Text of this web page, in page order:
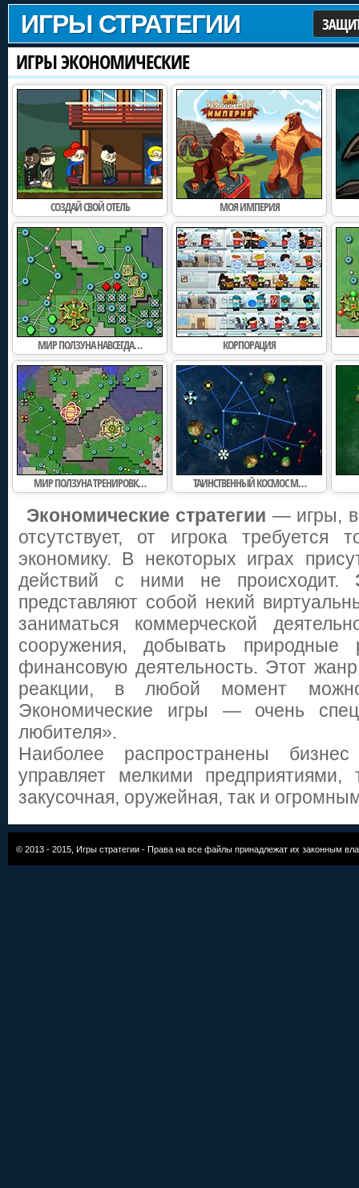
ИГРЫ СТРАТЕГИИ
ИГРЫ ЭКОНОМИЧЕСКИЕ
СОЗДАЙ СВОЙ ОТЕЛЬ МОЯ ИМПЕРИЯ
МИР ПОЛЗУНА НАВСЕГДА… КОРПОРАЦИЯ
МИР ПОЛЗУНА ТРЕНИРОВК… ТАИНСТВЕННЫЙ КОСМОС М…
Экономические стратегии — игры, в
отсутствует, от игрока требуется
экономику. В некоторых играх
действий с ними не происходит.
представляют собой некий
заниматься коммерческой
сооружения, добывать
финансовую деятельность. Этот
реакции, в любой момент
Экономические игры — очень
любителя».
Наиболее распространены
управляет мелкими предприятиями,
закусочная, оружейная, так и
© 2013 - 2015, Игры стратегии - Права на все файлы принадлежат их законным